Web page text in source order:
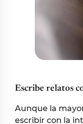
Escribe relatos
Aunque la
escribir con la